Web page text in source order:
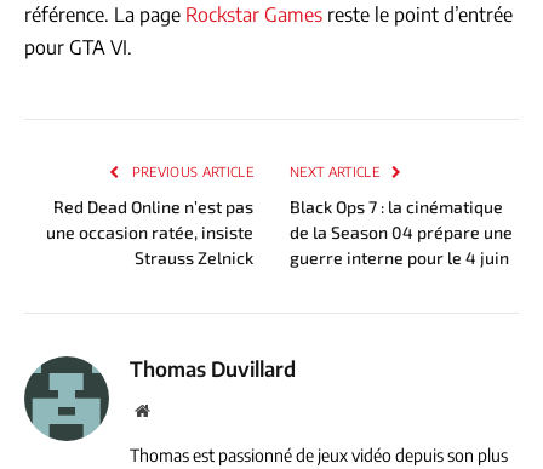
référence. La page Rockstar Games reste le point d’entrée
pour GTA VI.
PREVIOUS ARTICLE
Red Dead Online n’est pas
une occasion ratée, insiste
Strauss Zelnick
NEXT ARTICLE
Black Ops 7 : la cinématique
de la Season 04 prépare une
guerre interne pour le 4 juin
Thomas Duvillard
Website
Thomas est passionné de jeux vidéo depuis son plus